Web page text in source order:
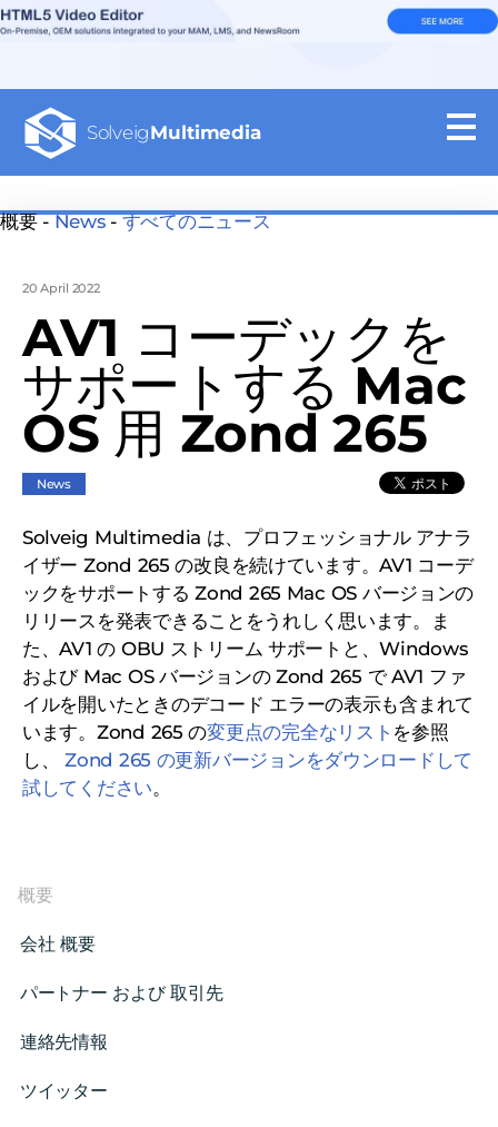
SolveigMultimedia
概要 -News-すべてのニュース
20 April 2022
AV1 コーデックを
サポートする Mac
OS 用 Zond 265
News
Solveig Multimedia は、プロフェッショナル アナラ
イザー Zond 265 の改良を続けています。AV1 コーデ
ックをサポートする Zond 265 Mac OS バージョンの
リリースを発表できることをうれしく思います。ま
た、AV1 の OBU ストリーム サポートと、Windows
および Mac OS バージョンの Zond 265 で AV1 ファ
イルを開いたときのデコード エラーの表示も含まれて
います。Zond 265 の変更点の完全なリスト を参照
し、Zond 265 の更新バージョンをダウンロードして
試してください。
概要
会社 概要
パートナー および 取引先
連絡先情報
ツイッター